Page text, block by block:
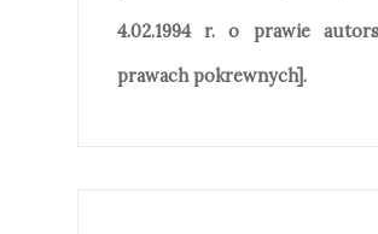
4.02.1994 r. o prawie
prawach pokrewnych].